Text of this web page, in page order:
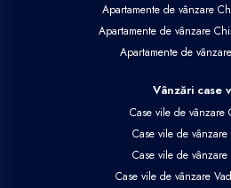
Apartamente de vânzare
Apartamente de vânzare
Apartamente de
Vânzări case
Case vile de vânzare
Case vile de vânzare
Case vile de vânzare
Case vile de vânzare